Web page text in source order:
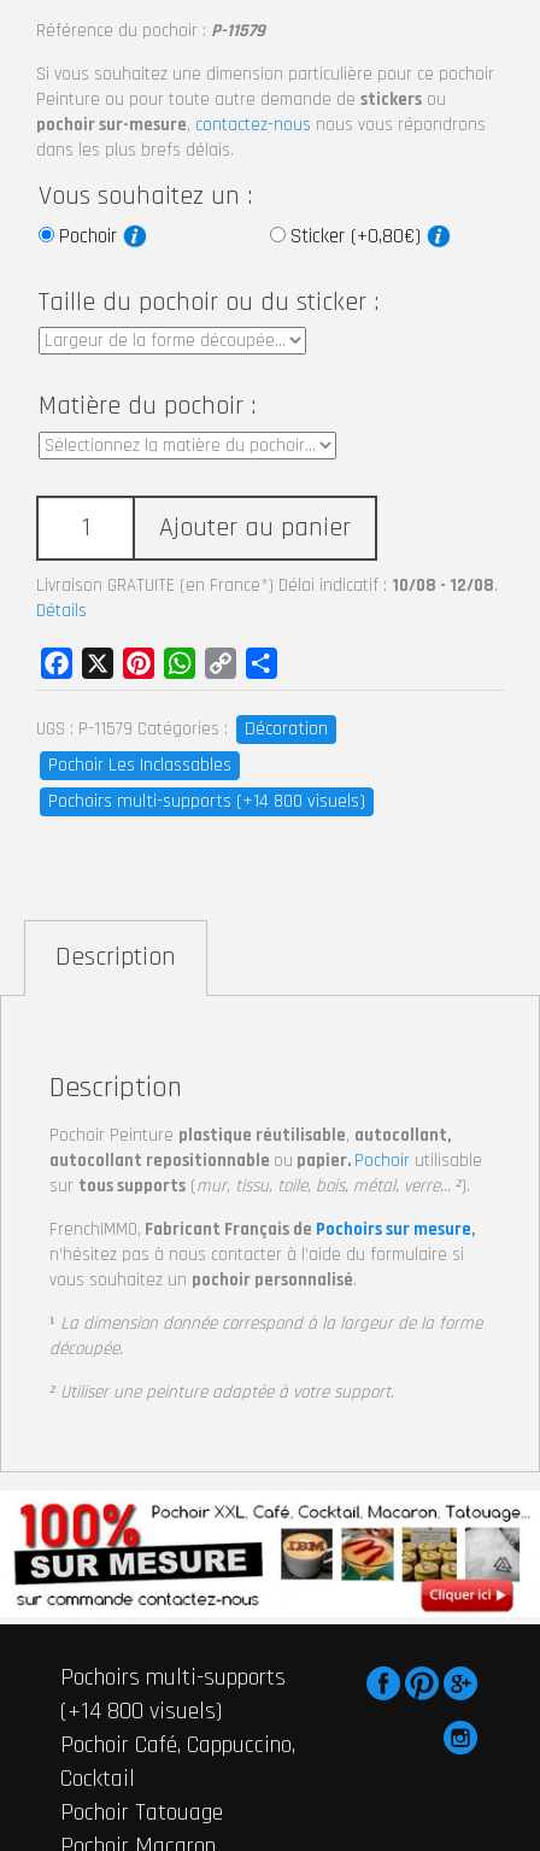
Note4.5
Référence du pochoir : P-11579
Si vous souhaitez une dimension particulière pour ce pochoir
Peinture ou pour toute autre demande de stickers ou
pochoir sur-mesure, contactez-nous nous vous répondrons
dans les plus brefs délais.
Vous souhaitez un :
Pochoir Sticker (+0,80€)
Taille du pochoir ou du sticker :
Matière du pochoir :
Ajouter au panier
Livraison GRATUITE (en France*) Délai indicatif : 10/08 - 12/08.
Détails
UGS : P-11579 Catégories :
Décoration
Pochoir Les Inclassables
Pochoirs multi-supports (+14 800 visuels)
Facebook PinterestWhatsApp
Copy
Link
Description
Description
Pochoir Peinture plastique réutilisable, autocollant,
autocollant repositionnable ou papier. Pochoir utilisable
sur tous supports (mur, tissu, toile, bois, métal, verre… ²).
FrenchIMMO, Fabricant Français de Pochoirs sur mesure,
n’hésitez pas à nous contacter à l’aide du formulaire si
vous souhaitez un pochoir personnalisé.
¹ La dimension donnée correspond à la largeurde la forme
découpée.
² Utiliser une peinture adaptée à votre support.
Pochoirs multi-supports
(+14 800 visuels)
Pochoir Café, Cappuccino,
Cocktail
Pochoir Tatouage